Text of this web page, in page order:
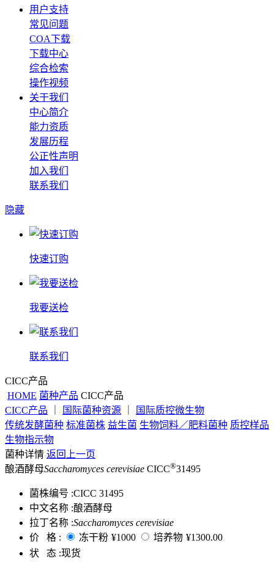
用户支持
常见问题
COA下载
下载中心
综合检索
操作视频
关于我们
中心简介
能力资质
发展历程
公正性声明
加入我们
联系我们
隐藏
快速订购
我要送检
联系我们
CICC产品
HOME 菌种产品 CICC产品
CICC产品
国际菌种资源
国际质控微生物
传统发酵菌种 标准菌株 益生菌 生物饲料／肥料菌种 质控样品
生物指示物
菌种详情 返回上一页
酿酒酵母Saccharomyces cerevisiae CICC®31495
菌株编号 :CICC 31495
中文名称 :酿酒酵母
拉丁名称 :Saccharomyces cerevisiae
价 格 :
冻干粉 ¥1000 培养物 ¥1300.00
状 态 :现货